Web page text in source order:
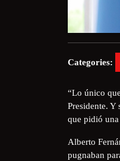
Categories:
“Lo único
Presidente.
que pidió
Alberto
pugnaban